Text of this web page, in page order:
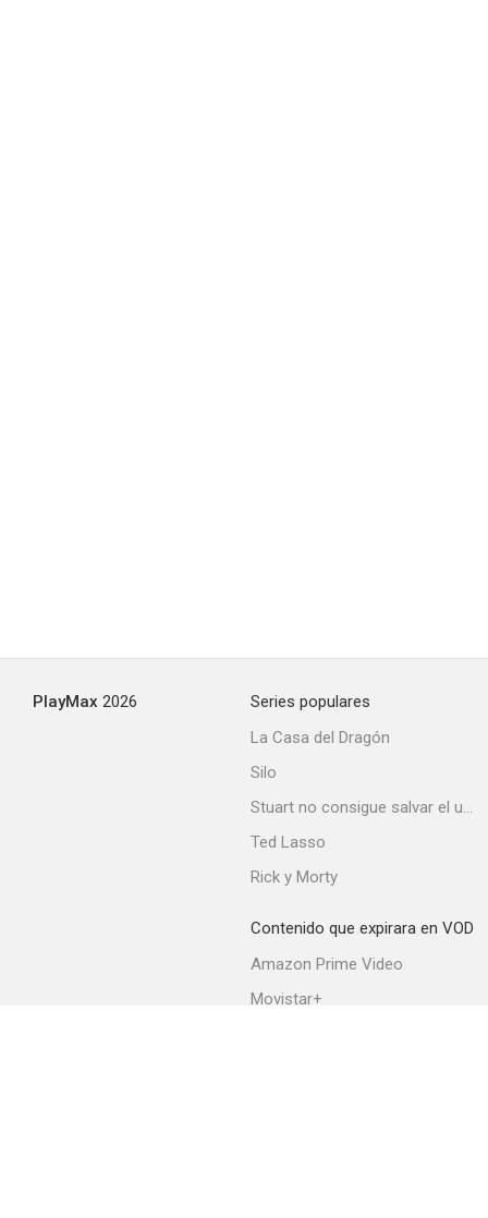
PlayMax 2026
Series populares
La Casa del Dragón
Silo
Stuart no consigue salvar el universo
Ted Lasso
Rick y Morty
Contenido que expirara en VOD
Amazon Prime Video
Movistar+